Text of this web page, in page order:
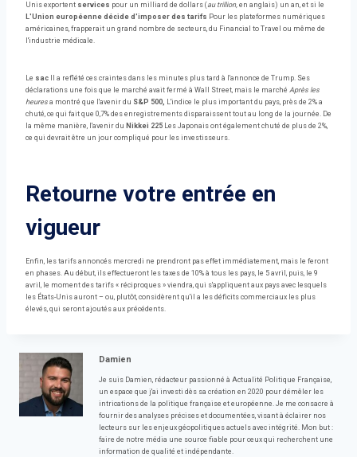
Unis exportent services pour un milliard de dollars ( au trillion, en anglais) un an, et si le
L'Union européenne décide d'imposer des tarifs Pour les plateformes numériques
américaines, frapperait un grand nombre de secteurs, du Financial to Travel ou même de
l'industrie médicale.
Le sac
Il a reflété ces craintes dans les minutes plus tard à l'annonce de Trump. Ses
déclarations une fois que le marché avait fermé à Wall Street, mais le marché Après les
heures a montré que l'avenir du S&P 500, L'indice le plus important du pays, près de 2% a
chuté, ce qui fait que 0,7% des enregistrements disparaissent tout au long de la journée. De
la même manière, l'avenir du Nikkei 225 Les Japonais ont également chuté de plus de 2%,
ce qui devrait être un jour compliqué pour les investisseurs.
Retourne votre entrée en
vigueur
Enfin, les tarifs annoncés mercredi ne prendront pas effet immédiatement, mais le feront
en phases. Au début, ils effectueront les taxes de 10% à tous les pays, le 5 avril, puis, le 9
avril, le moment des tarifs « réciproques » viendra, qui s'appliquent aux pays avec lesquels
les États-Unis auront – ou, plutôt, considèrent qu'il a les déficits commerciaux les plus
élevés, qui seront ajoutés aux précédents.
Damien
Je suis Damien, rédacteur passionné à Actualité Politique Française,
un espace que j'ai investi dès sa création en 2020 pour démêler les
intrications de la politique française et européenne. Je me consacre à
fournir des analyses précises et documentées, visant à éclairer nos
lecteurs sur les enjeux géopolitiques actuels avec intégrité. Mon but :
faire de notre média une source fiable pour ceux qui recherchent une
information de qualité et indépendante.